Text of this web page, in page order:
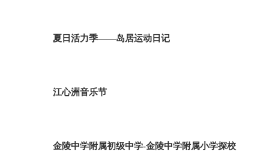
夏日活力季——岛居运动日记
江心洲音乐节
金陵中学附属初级中学-金陵中学附属小学探校